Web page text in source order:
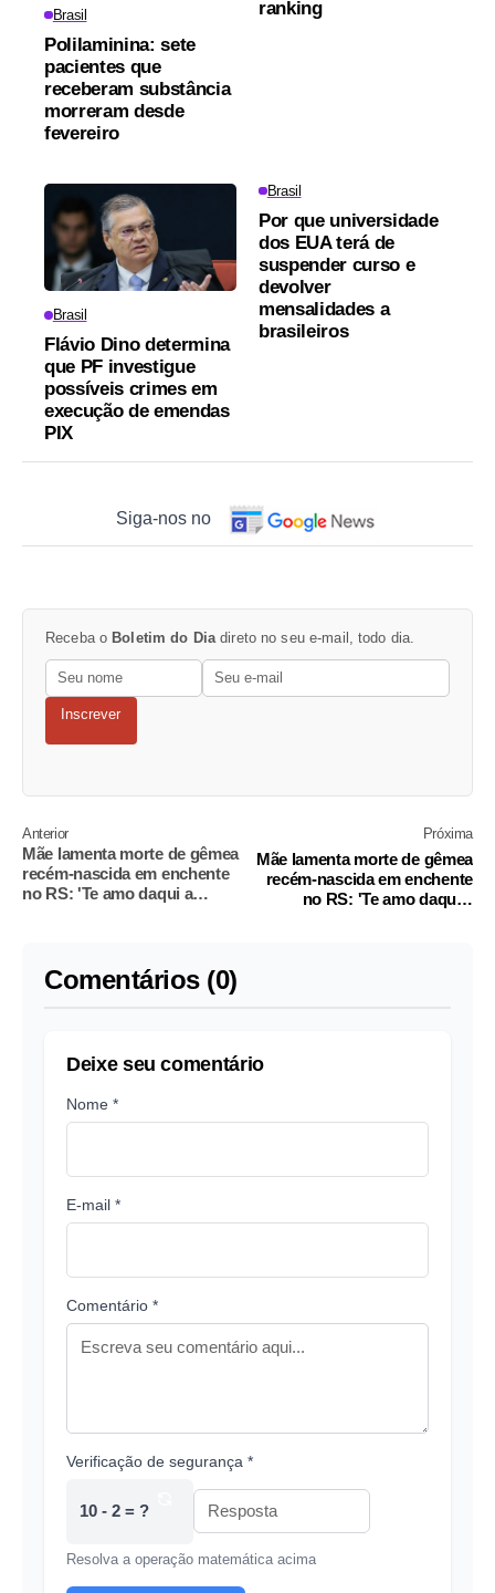
Brasil
Polilaminina: sete
pacientes que
receberam substância
morreram desde
fevereiro
ranking
Brasil
Flávio Dino determina
que PF investigue
possíveis crimes em
execução de emendas
PIX
Brasil
Por que universidade
dos EUA terá de
suspender curso e
devolver
mensalidades a
brasileiros
Siga-nos no
Receba o Boletim do Diadireto no seu e-mail, todo dia.
Inscrever
Anterior
Mãe lamenta morte de gêmea
recém-nascida em enchente
no RS: 'Te amo daqui a
Próxima
Mãe lamenta morte de gêmea
recém-nascida em enchente
no RS: 'Te amo daqui a
Comentários (0)
Deixe seu comentário
Nome *
E-mail *
Comentário *
Verificação de segurança *
10 - 2 = ?
Resolva a operação matemática acima